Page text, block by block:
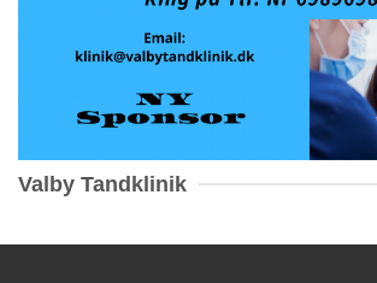
Valby Tandklinik